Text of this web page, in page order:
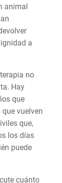
animal
a
no
Hay
que
vuelven
que,
los días
puede
cuánto